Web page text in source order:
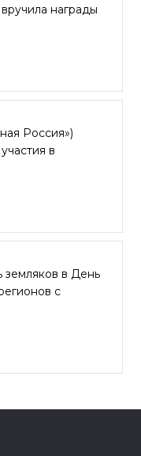
награды
Россия»)
в
земляков в День
с